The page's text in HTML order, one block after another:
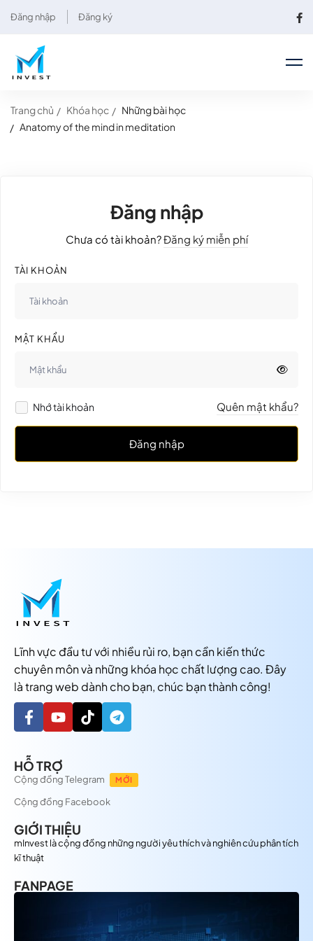
Đăng nhập Đăng ký
Trang chủ Khóa học
Những bài học
Anatomy of the mind in meditation
Đăng nhập
Chưa có tài khoản?Đăng ký miễn phí
TÀI KHOẢN
MẬT KHẨU
Nhớ tài khoản Quên mật khẩu?
Đăng nhập
Lĩnh vực đầu tư với nhiều rủi ro, bạn cần kiến thức
chuyên môn và những khóa học chất lượng cao. Đây
là trang web dành cho bạn, chúc bạn thành công!
HỖ TRỢ
Cộng đồng Telegram MỚI
Cộng đồng Facebook
GIỚI THIỆU
mInvest là cộng đồng những người yêu thích và nghiên cứu phân tích
kĩ thuật
FANPAGE